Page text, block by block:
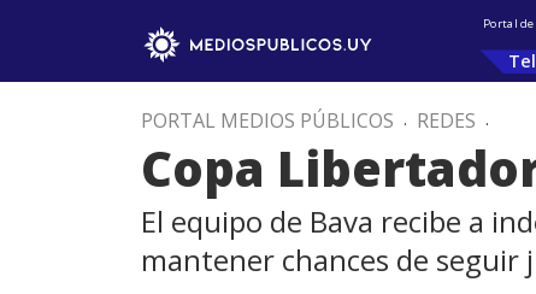
Portal
PORTAL MEDIOS PÚBLICOS . REDES .
Copa
El equipo de Bava recibe a
mantener chances de